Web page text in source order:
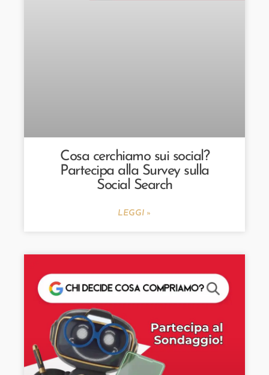
Cosa cerchiamo sui social?
Partecipa alla Survey sulla
Social Search
LEGGI »